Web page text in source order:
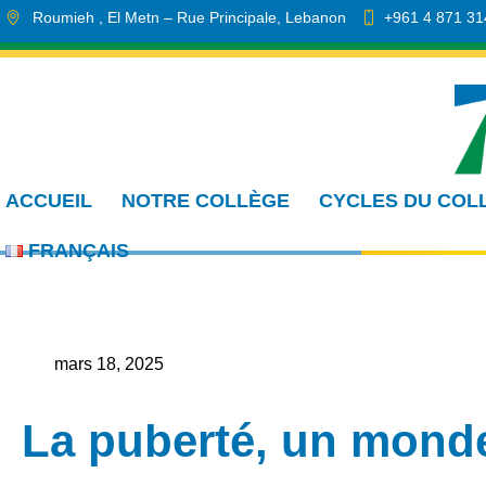
Roumieh , El Metn – Rue Principale Lebanon
+961 4 871
info.cmdr@sa.edu.lb
ACCUEIL NOTRE COLLÈGE CYCLES DU
FRANÇAIS
mars 18, 2025
La puberté, un